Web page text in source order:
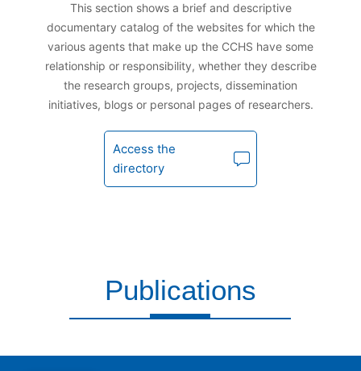
This section shows a brief and descriptive
documentary catalog of the websites for which the
various agents that make up the CCHS have some
relationship or responsibility, whether they describe
the research groups, projects, dissemination
initiatives, blogs or personal pages of researchers.
Access the
directory
Publications